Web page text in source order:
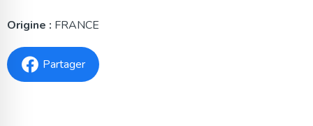
Origine : FRANCE
Partager